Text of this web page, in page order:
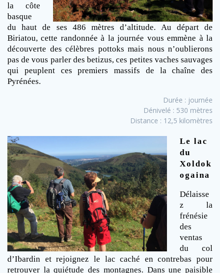
la côte
basque
du haut de ses 486 mètres d’altitude. Au départ de
Biriatou, cette randonnée à la journée vous emmène à la
découverte des célèbres pottoks mais nous n’oublierons
pas de vous parler des betizus, ces petites vaches sauvages
qui peuplent ces premiers massifs de la chaîne des
Pyrénées.
Durée : journée
Dénivelé : 530 mètres
Distance : 12,5 kilomètres
Le lac
du
Xoldok
ogaina
Délaisse
z la
frénésie
des
ventas
du col
d’Ibardin et rejoignez le lac caché en contrebas pour
retrouver la quiétude des montagnes. Dans une paisible